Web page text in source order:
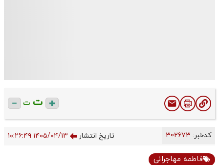
ت ت
کدخبر: تاریخ انتشار ۱۴۰۵/۰۴/۱۳ ۱۰:۲۶:۴۹
فاطمه مهاجرانی